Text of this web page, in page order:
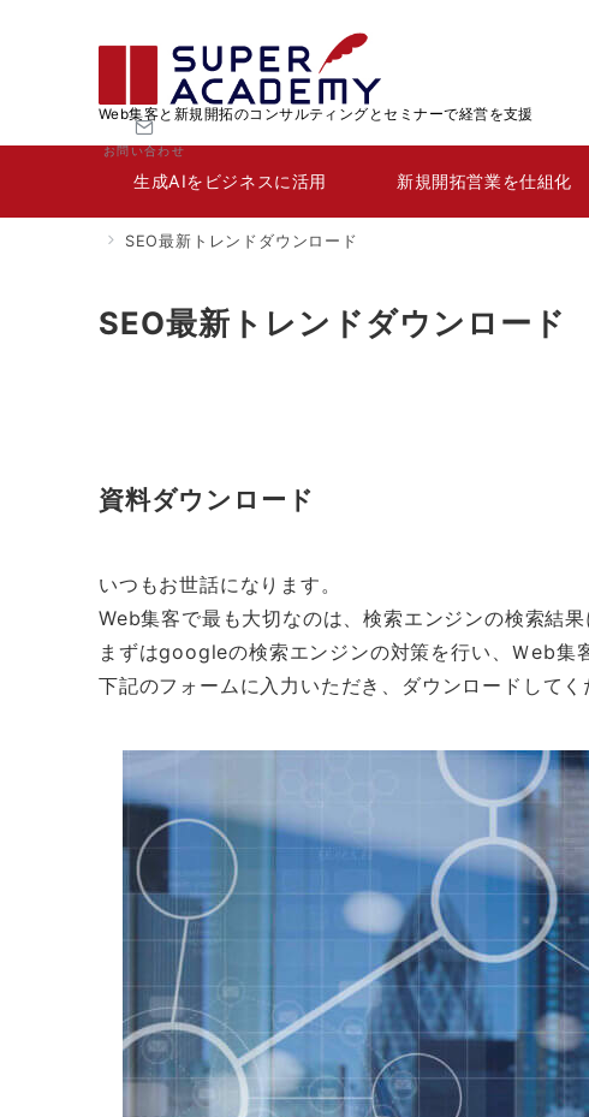
Web集客と新規開拓のコンサルティングとセミナーで経営を支援
お問い合わせ
生成AIをビジネスに活用 新規開拓営業を仕組化
SEO最新トレンドダウンロード
SEO最新トレンドダウンロード
資料ダウンロード
いつもお世話になります。
Web集客で最も大切なのは、検索エンジンの検索結果
まずはgoogleの検索エンジンの対策を行い、Ｗeb集
下記のフォームに入力いただき、ダウンロードしてく